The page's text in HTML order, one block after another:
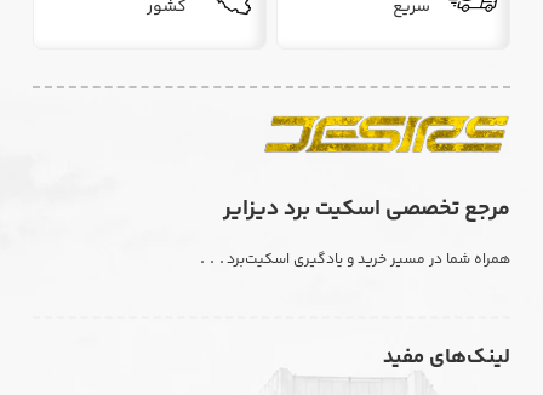
سریع
کشور
مرجع تخصصی اسکیت برد دیزایر
همراه شما در مسیر خرید و یادگیری اسکیت‌برد. . .
لینک‌های مفید